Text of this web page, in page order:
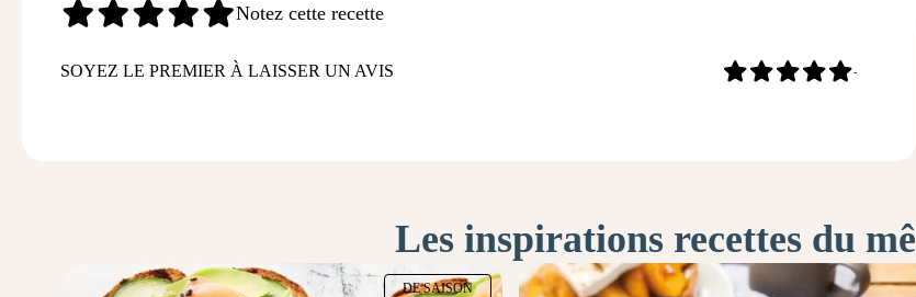
Notez cette recette
SOYEZ LE PREMIER À LAISSER UN AVIS -
Les inspirations recettes du
DE SAISON